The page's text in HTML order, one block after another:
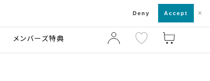
店舗一覧・来店予約
メンバーズ特典
Deny Accept ×